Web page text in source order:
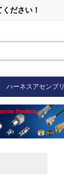
ださい！
ハーネスアセンブリ